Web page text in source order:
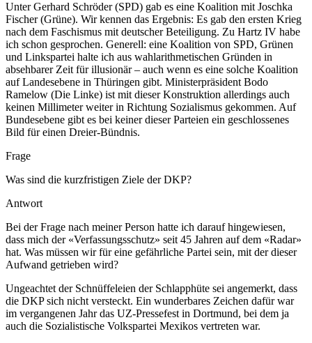
Unter Gerhard Schröder (SPD) gab es eine Koalition mit Joschka
Fischer (Grüne). Wir kennen das Ergebnis: Es gab den ersten Krieg
nach dem Faschismus mit deutscher Beteiligung. Zu Hartz IV habe
ich schon gesprochen. Generell: eine Koalition von SPD, Grünen
und Linkspartei halte ich aus wahlarithmetischen Gründen in
absehbarer Zeit für illusionär – auch wenn es eine solche Koalition
auf Landesebene in Thüringen gibt. Ministerpräsident Bodo
Ramelow (Die Linke) ist mit dieser Konstruktion allerdings auch
keinen Millimeter weiter in Richtung Sozialismus gekommen. Auf
Bundesebene gibt es bei keiner dieser Parteien ein geschlossenes
Bild für einen Dreier-Bündnis.
Frage
Was sind die kurzfristigen Ziele der DKP?
Antwort
Bei der Frage nach meiner Person hatte ich darauf hingewiesen,
dass mich der «Verfassungsschutz» seit 45 Jahren auf dem «Radar»
hat. Was müssen wir für eine gefährliche Partei sein, mit der dieser
Aufwand getrieben wird?
Ungeachtet der Schnüffeleien der Schlapphüte sei angemerkt, dass
die DKP sich nicht versteckt. Ein wunderbares Zeichen dafür war
im vergangenen Jahr das UZ-Pressefest in Dortmund, bei dem ja
auch die Sozialistische Volkspartei Mexikos vertreten war.